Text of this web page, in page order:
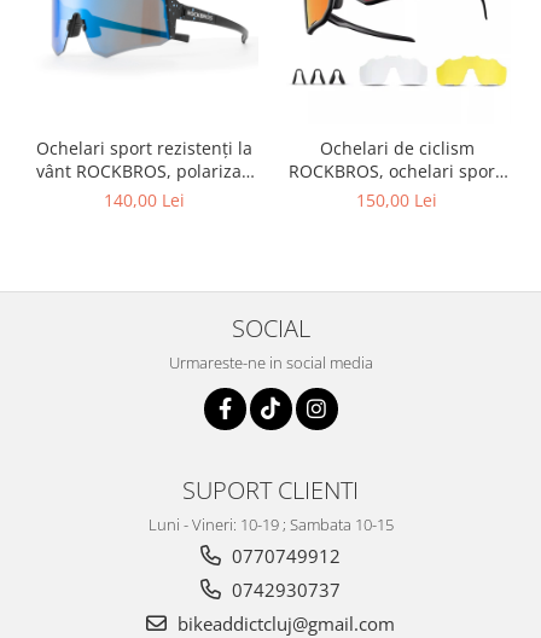
Ochelari sport rezistenți la
vânt ROCKBROS, polarizați
pentru ciclism, ochelari de
140,00 Lei
Ochelari de ciclism
ROCKBROS, ochelari sport,
ramă fotocromatică TR
150,00 Lei
SOCIAL
Urmareste-ne in social media
SUPORT CLIENTI
Luni - Vineri: 10-19 ; Sambata 10-15
0770749912
0742930737
bikeaddictcluj@gmail.com